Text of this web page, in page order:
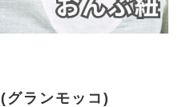
ランモッコ)